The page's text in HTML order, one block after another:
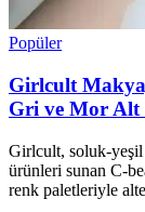
Popüler
Girlcult
Gri ve Mor Alt
Girlcult, soluk-
ürünleri sunan C-
renk paletleriyle